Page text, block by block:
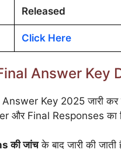
Released
Click Here
Answer Key
Key 2025 जारी कर
और Final Responses का
की जांचके बाद जारी की जाती